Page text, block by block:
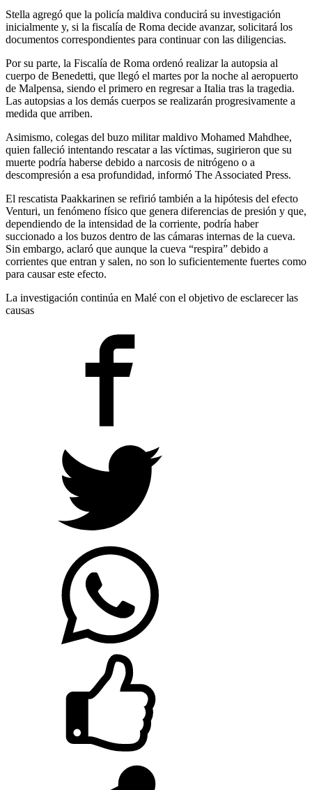
Stella agregó que la policía maldiva conducirá su investigación
inicialmente y, si la fiscalía de Roma decide avanzar, solicitará los
documentos correspondientes para continuar con las diligencias.
Por su parte, la Fiscalía de Roma ordenó realizar la autopsia al
cuerpo de Benedetti, que llegó el martes por la noche al aeropuerto
de Malpensa, siendo el primero en regresar a Italia tras la tragedia.
Las autopsias a los demás cuerpos se realizarán progresivamente a
medida que arriben.
Asimismo, colegas del buzo militar maldivo Mohamed Mahdhee,
quien falleció intentando rescatar a las víctimas, sugirieron que su
muerte podría haberse debido a narcosis de nitrógeno o a
descompresión a esa profundidad, informó The Associated Press.
El rescatista Paakkarinen se refirió también a la hipótesis del efecto
Venturi, un fenómeno físico que genera diferencias de presión y que,
dependiendo de la intensidad de la corriente, podría haber
succionado a los buzos dentro de las cámaras internas de la cueva.
Sin embargo, aclaró que aunque la cueva “respira” debido a
corrientes que entran y salen, no son lo suficientemente fuertes como
para causar este efecto.
La investigación continúa en Malé con el objetivo de esclarecer las
causas